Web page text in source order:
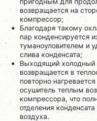
возвращается на
компрессор;
Благодаря такому
пар конденсируется
туманоуловителем и
слива конденсата;
Выходящий холодный
возвращается в
повторно
осушитель теплым
компрессора, что
отделения
воздуха.